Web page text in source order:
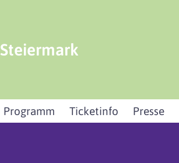
Steiermark
Programm Ticketinfo Presse